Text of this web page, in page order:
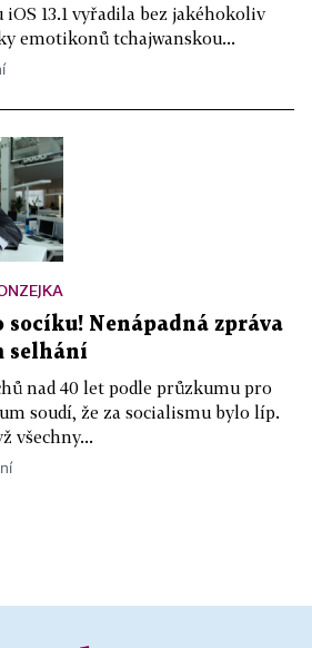
13.1 vyřadila bez jakéhokoliv
emotikonů tchajwanskou...
socíku! Nenápadná zpráva
selhání
nad 40 let podle průzkumu pro
soudí, že za socialismu bylo líp.
všechny...